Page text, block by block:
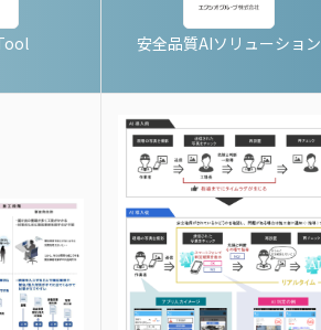
安全品質AIソリューション